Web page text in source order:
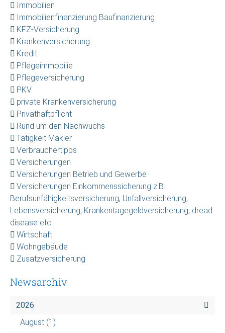
Immobilien
Immobilienfinanzierung Baufinanzierung
KFZ-Versicherung
Krankenversicherung
Kredit
Pflegeimmobilie
Pflegeversicherung
PKV
private Krankenversicherung
Privathaftpflicht
Rund um den Nachwuchs
Tätigkeit Makler
Verbrauchertipps
Versicherungen
Versicherungen Betrieb und Gewerbe
Versicherungen Einkommenssicherung z.B.
Berufsunfähigkeitsversicherung, Unfallversicherung,
Lebensversicherung, Krankentagegeldversicherung, dread
disease etc.
Wirtschaft
Wohngebäude
Zusatzversicherung
Newsarchiv
2026
August (1)